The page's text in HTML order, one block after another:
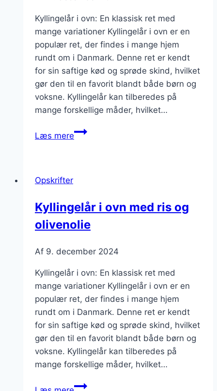
Kyllingelår i ovn: En klassisk ret med
mange variationer Kyllingelår i ovn er en
populær ret, der findes i mange hjem
rundt om i Danmark. Denne ret er kendt
for sin saftige kød og sprøde skind, hvilket
gør den til en favorit blandt både børn og
voksne. Kyllingelår kan tilberedes på
mange forskellige måder, hvilket…
Læs mereKyllingelår
citronskal
Opskrifter
Kyllingelår i ovn med ris og
olivenolie
Af 9. december 2024
Kyllingelår i ovn: En klassisk ret med
mange variationer Kyllingelår i ovn er en
populær ret, der findes i mange hjem
rundt om i Danmark. Denne ret er kendt
for sin saftige kød og sprøde skind, hvilket
gør den til en favorit blandt både børn og
voksne. Kyllingelår kan tilberedes på
mange forskellige måder, hvilket…
Kyllingelår